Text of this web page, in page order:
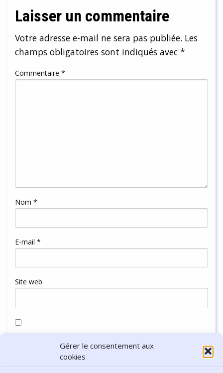
Gérer le consentement aux
cookies
Laisser un commentaire
Votre adresse e-mail ne sera pas publiée. Les
champs obligatoires sont indiqués avec *
Commentaire *
Nom *
E-mail *
Site web
navigateur pour mon prochain commentaire.